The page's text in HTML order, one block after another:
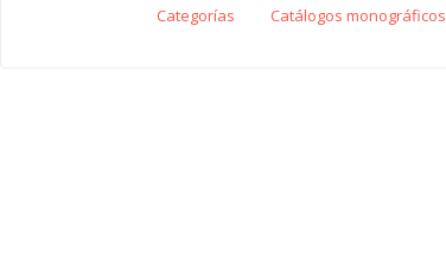
Categorías Catálogos monográficos